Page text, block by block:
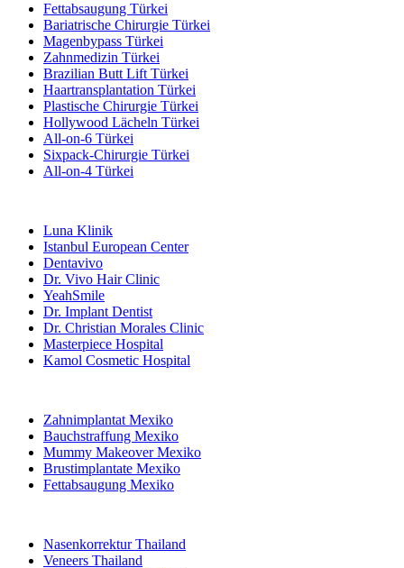
Fettabsaugung Türkei
Bariatrische Chirurgie Türkei
Magenbypass Türkei
Zahnmedizin Türkei
Brazilian Butt Lift Türkei
Haartransplantation Türkei
Plastische Chirurgie Türkei
Hollywood Lächeln Türkei
All-on-6 Türkei
Sixpack-Chirurgie Türkei
All-on-4 Türkei
Luna Klinik
Istanbul European Center
Dentavivo
Dr. Vivo Hair Clinic
YeahSmile
Dr. Implant Dentist
Dr. Christian Morales Clinic
Masterpiece Hospital
Kamol Cosmetic Hospital
Zahnimplantat Mexiko
Bauchstraffung Mexiko
Mummy Makeover Mexiko
Brustimplantate Mexiko
Fettabsaugung Mexiko
Nasenkorrektur Thailand
Veneers Thailand